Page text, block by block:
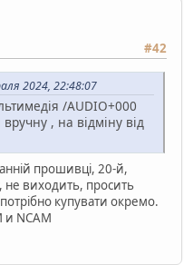
#42
2024, 22:48:07
/AUDIO+000
, на відміну від
прошивці, 20-й,
не виходить, просить
купувати окремо.
и NCAM